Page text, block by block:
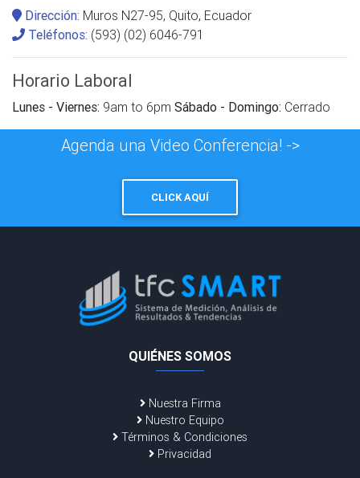
Dirección: Muros N27-95, Quito, Ecuador
Teléfonos: (593) (02) 6046-791
Horario Laboral
Lunes - Viernes: 9am to 6pm Sábado - Domingo: Cerrado
Agenda una Video Conferencia! ->
CLICK AQUÍ
QUIÉNES SOMOS
Nuestra Firma
Nuestro Equipo
Términos & Condiciones
Privacidad